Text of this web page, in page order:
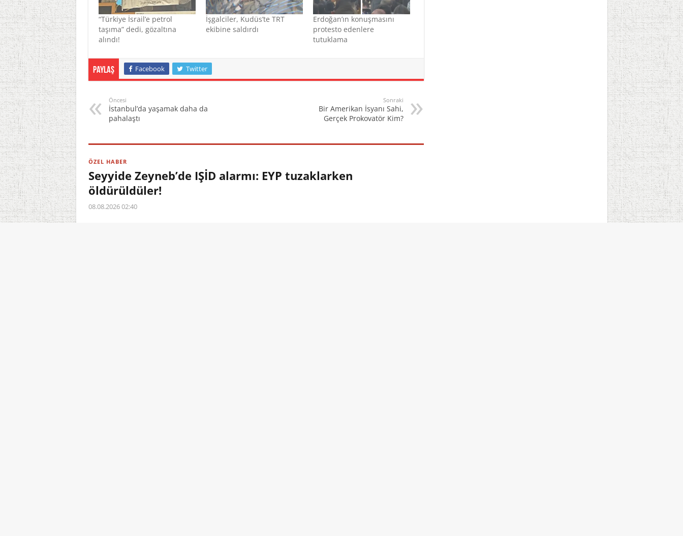
“Türkiye İsrail’e petrol
taşıma” dedi, gözaltına
alındı!
İşgalciler, Kudüs’te TRT
ekibine saldırdı
Erdoğan’ın konuşmasını
protesto edenlere
tutuklama
Paylaş Facebook Twitter
Öncesi
İstanbul’da yaşamak daha da
pahalaştı
Sonraki
Bir Amerikan İsyanı Sahi,
Gerçek Prokovatör Kim?
ÖZEL HABER
Seyyide Zeyneb’de IŞİD alarmı: EYP tuzaklarken
öldürüldüler!
08.08.2026 02:40